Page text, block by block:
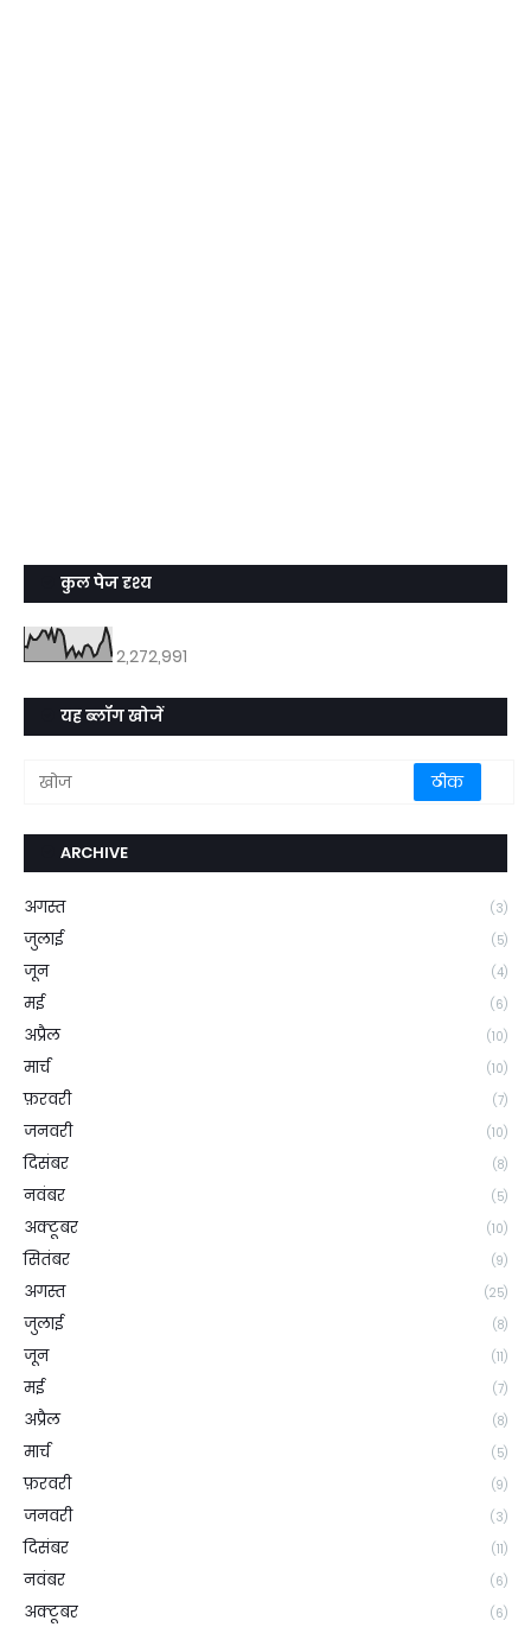
कुल पेज दृश्य
2,272,991
यह ब्लॉग खोजें
ARCHIVE
अगस्त (3)
जुलाई (5)
जून (4)
मई (6)
अप्रैल (10)
मार्च (10)
फ़रवरी (7)
जनवरी (10)
दिसंबर (8)
नवंबर (5)
अक्टूबर (10)
सितंबर (9)
अगस्त (25)
जुलाई (8)
जून (11)
मई (7)
अप्रैल (8)
मार्च (5)
फ़रवरी (9)
जनवरी (3)
दिसंबर (11)
नवंबर (6)
अक्टूबर (6)